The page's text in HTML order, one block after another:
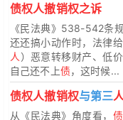
债权人撤销权之诉
《民法典》538-542条规
还还搞小动作时，法律
人 ）恶意转移财产、低
自己还不上债，这时候...
债权人撤销权与第三
从《民法典》角度看，